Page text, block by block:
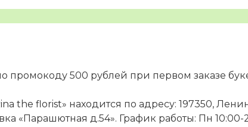
промокоду 500 рублей при первом заказе
the florist» находится по адресу: 197350,
«Парашютная д.54». График работы: Пн